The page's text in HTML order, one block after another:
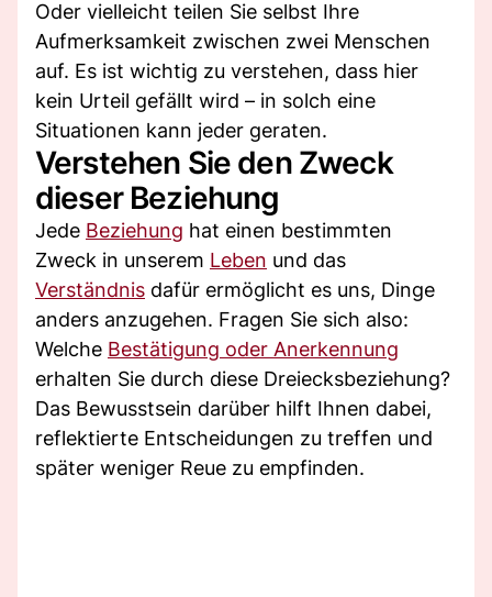
Oder vielleicht teilen Sie selbst Ihre
Aufmerksamkeit zwischen zwei Menschen
auf. Es ist wichtig zu verstehen, dass hier
kein Urteil gefällt wird – in solch eine
Situationen kann jeder geraten.
Verstehen Sie den Zweck
dieser Beziehung
Jede Beziehung hat einen bestimmten
Zweck in unserem Leben und das
Verständnis dafür ermöglicht es uns, Dinge
anders anzugehen. Fragen Sie sich also:
Welche Bestätigung oder Anerkennung
erhalten Sie durch diese Dreiecksbeziehung?
Das Bewusstsein darüber hilft Ihnen dabei,
reflektierte Entscheidungen zu treffen und
später weniger Reue zu empfinden.